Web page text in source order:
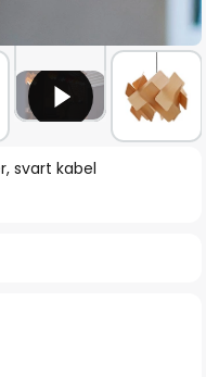
svart kabel